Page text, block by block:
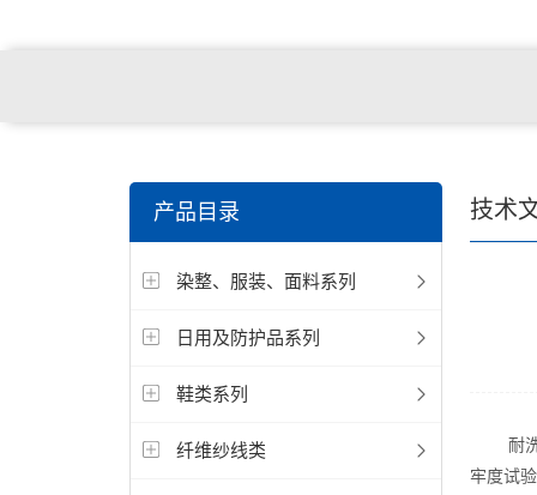
电缆，包装材料，箱包等行业
产品目录
染整、服装、面料系列
日用及防护品系列
鞋类系列
纤维纱线类
技术
耐洗色
牢度试